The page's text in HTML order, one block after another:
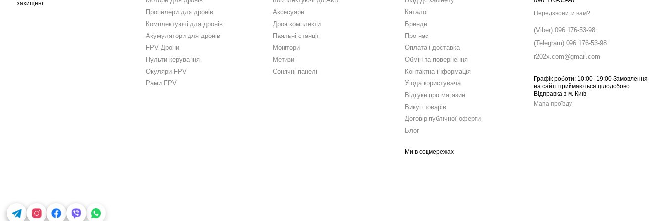
захищені
Пропелери для дронів
Комплектуючі для дронів
Акумулятори для дронів
FPV Дрони
Пульти керування
Окуляри FPV
Рами FPV
Аксесуари
Дрон комплекти
Паяльні станції
Монітори
Метизи
Сонячні панелі
Каталог
Бренди
Про нас
Оплата і доставка
Обмін та повернення
Контактна інформація
Угода користувача
Відгуки про магазин
Викуп товарів
Договір публічної оферти
Блог
Ми в соцмережах
Передзвонити вам?
(Viber) 096 176-53-98
(Telegram) 096 176-53-98
r202x.com@gmail.com
Графік роботи: 10:00–19:00 Замовлення
на сайті приймаються цілодобово
Відправка з м. Київ
Мапа проїзду